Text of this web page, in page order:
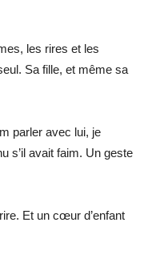
les rires et les
Sa fille, et même sa
parler avec lui, je
s’il avait faim. Un geste
Et un cœur d’enfant